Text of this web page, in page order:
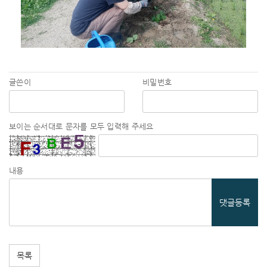
글쓴이 비밀번호
보이는 순서대로 문자를 모두 입력해 주세요
내용
댓글등록
목록